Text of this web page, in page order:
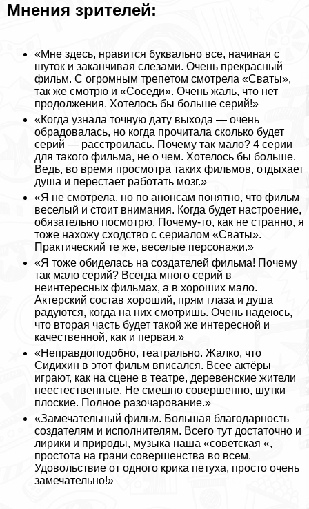
Мнения зрителей:
«Мне здесь, нравится буквально все, начиная с
шуток и заканчивая слезами. Очень прекрасный
фильм. С огромным трепетом смотрела «Сваты»,
так же смотрю и «Соседи». Очень жаль, что нет
продолжения. Хотелось бы больше серий!»
«Когда узнала точную дату выхода — очень
обрадовалась, но когда прочитала сколько будет
серий — расстроилась. Почему так мало? 4 серии
для такого фильма, не о чем. Хотелось бы больше.
Ведь, во время просмотра таких фильмов, отдыхает
душа и перестает работать мозг.»
«Я не смотрела, но по анонсам понятно, что фильм
веселый и стоит внимания. Когда будет настроение,
обязательно посмотрю. Почему-то, как не странно, я
тоже нахожу сходство с сериалом «Сваты».
Пpaктический те же, веселые персонажи.»
«Я тоже обиделась на создателей фильма! Почему
так мало серий? Всегда много серий в
неинтересных фильмах, а в хороших мало.
Актерский состав хороший, прям глаза и душа
радуются, когда на них смотришь. Очень надеюсь,
что вторая часть будет такой же интересной и
качественной, как и первая.»
«Неправдоподобно, театрально. Жалко, что
Сидихин в этот фильм вписался. Всее актёры
играют, как на сцене в театре, деревенские жители
неестественные. Не смешно совершенно, шутки
плоские. Полное разочарование.»
«Замечательный фильм. Большая благодарность
создателям и исполнителям. Всего тут достаточно и
лирики и природы, музыка наша «советская «,
простота на грани совершенства во всем.
Удовольствие от одного крика пeтyxа, просто очень
замечательно!»